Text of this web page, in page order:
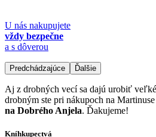
U nás nakupujete
vždy bezpečne
a s dôverou
Predchádzajúce Ďalšie
Aj z drobných vecí sa dajú urobiť
drobným ste pri nákupoch na
na Dobrého Anjela. Ďakujeme!
Kníhkupectvá